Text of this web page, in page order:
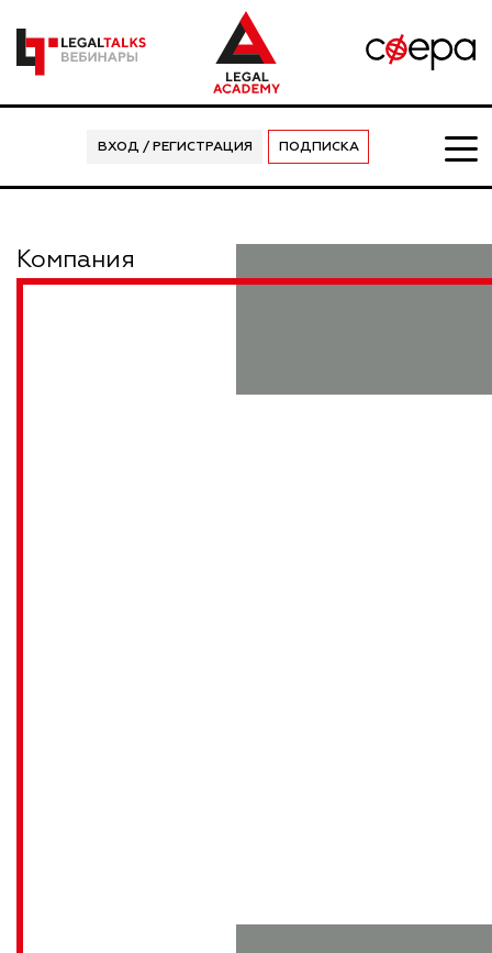
ВХОД / РЕГИСТРАЦИЯ ПОДПИСКА
Компания